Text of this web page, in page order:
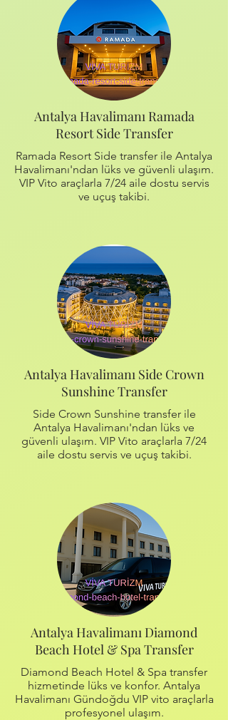
Antalya Havalimanı Ramada
Resort Side Transfer
Ramada Resort Side transfer ile Antalya
Havalimanı'ndan lüks ve güvenli ulaşım.
VIP Vito araçlarla 7/24 aile dostu servis
ve uçuş takibi.
Antalya Havalimanı Side Crown
Sunshine Transfer
Side Crown Sunshine transfer ile
Antalya Havalimanı'ndan lüks ve
güvenli ulaşım. VIP Vito araçlarla 7/24
aile dostu servis ve uçuş takibi.
Antalya Havalimanı Diamond
Beach Hotel & Spa Transfer
Diamond Beach Hotel & Spa transfer
hizmetinde lüks ve konfor. Antalya
Havalimanı Gündoğdu VIP vito araçlarla
profesyonel ulaşım.